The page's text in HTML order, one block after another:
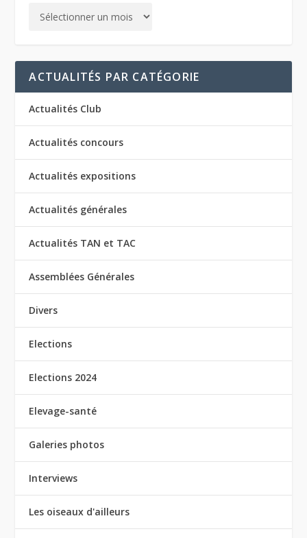
ACTUALITÉS PAR CATÉGORIE
Actualités Club
Actualités concours
Actualités expositions
Actualités générales
Actualités TAN et TAC
Assemblées Générales
Divers
Elections
Elections 2024
Elevage-santé
Galeries photos
Interviews
Les oiseaux d'ailleurs